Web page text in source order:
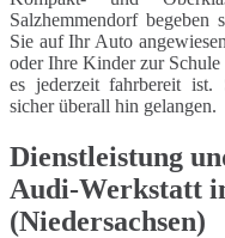
Salzhemmendorf
Sie auf Ihr Auto
oder Ihre Kinder zur
es jederzeit fahrbereit ist.
sicher überall hin gelangen.
Dienstleistung
Audi-Werkstatt
(Niedersachsen)